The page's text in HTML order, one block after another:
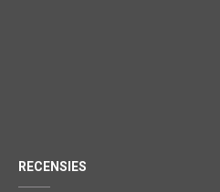
RECENSIES